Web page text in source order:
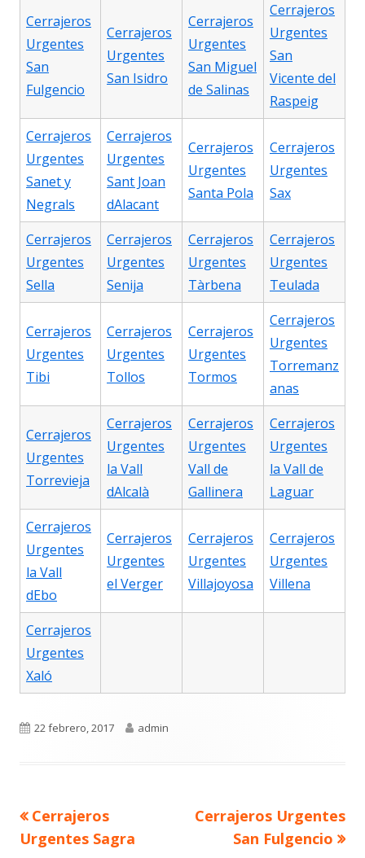
Cerrajeros
Urgentes
San
Fulgencio
Cerrajeros
Urgentes
San Isidro
Cerrajeros
Urgentes
San Miguel
de Salinas
Cerrajeros
Urgentes
San
Vicente del
Raspeig
Cerrajeros
Urgentes
Sanet y
Negrals
Cerrajeros
Urgentes
Sant Joan
dAlacant
Cerrajeros
Urgentes
Santa Pola
Cerrajeros
Urgentes
Sax
Cerrajeros
Urgentes
Sella
Cerrajeros
Urgentes
Senija
Cerrajeros
Urgentes
Tàrbena
Cerrajeros
Urgentes
Teulada
Cerrajeros
Urgentes
Tibi
Cerrajeros
Urgentes
Tollos
Cerrajeros
Urgentes
Tormos
Cerrajeros
Urgentes
Torremanz
anas
Cerrajeros
Urgentes
Torrevieja
Cerrajeros
Urgentes
la Vall
dAlcalà
Cerrajeros
Urgentes
Vall de
Gallinera
Cerrajeros
Urgentes
la Vall de
Laguar
Cerrajeros
Urgentes
la Vall
dEbo
Cerrajeros
Urgentes
el Verger
Cerrajeros
Urgentes
Villajoyosa
Cerrajeros
Urgentes
Villena
Cerrajeros
Urgentes
Xaló
Publicado
22 febrero, 2017 Autor
admin
Navegación
de
entradas
Artículo
anterior
Cerrajeros
Urgentes Sagra
Artículo
siguiente
Cerrajeros Urgentes
San Fulgencio